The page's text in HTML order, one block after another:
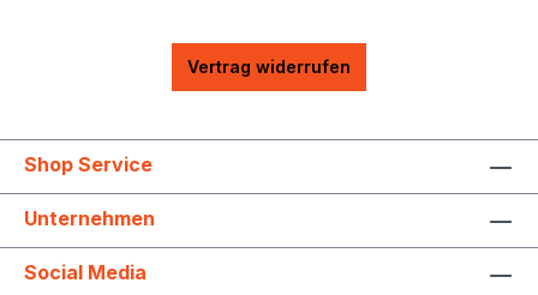
Vertrag widerrufen
Shop Service
Unternehmen
Social Media